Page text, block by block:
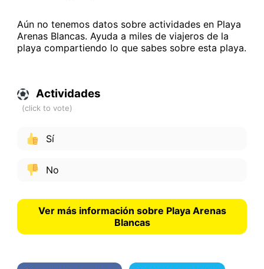
Aún no tenemos datos sobre actividades en Playa
Arenas Blancas. Ayuda a miles de viajeros de la
playa compartiendo lo que sabes sobre esta playa.
Actividades
Sí
No
Ver más información sobre Playa Arenas
Blancas